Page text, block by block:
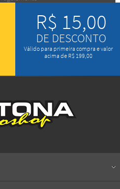
R$ 15,00
DE DESCONTO
Válido para primeira compra e valor
acima de R$ 199,00